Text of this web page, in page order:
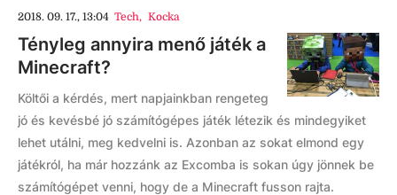
2018. 09. 17., 13:04 Tech, Kocka
Tényleg annyira menő játék a
Minecraft?
Költői a kérdés, mert napjainkban rengeteg
jó és kevésbé jó számítógépes játék létezik és mindegyiket
lehet utálni, meg kedvelni is. Azonban az sokat elmond egy
játékról, ha már hozzánk az Excomba is sokan úgy jönnek be
számítógépet venni, hogy de a Minecraft fusson rajta.